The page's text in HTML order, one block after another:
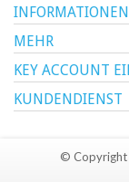
INFORMATIONEN
MEHR
KEY ACCOUNT
KUNDENDIENST
© Copyright